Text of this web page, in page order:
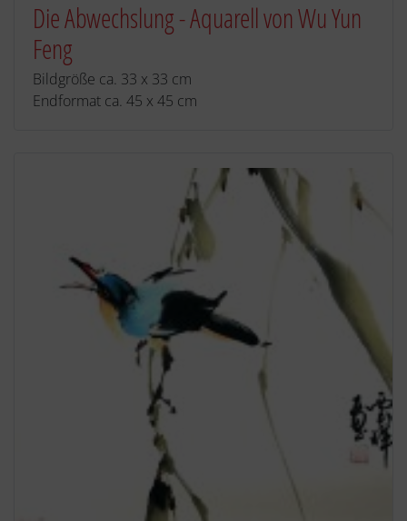
Die Abwechslung - Aquarell von Wu Yun
Feng
Bildgröße ca. 33 x 33 cm
Endformat ca. 45 x 45 cm